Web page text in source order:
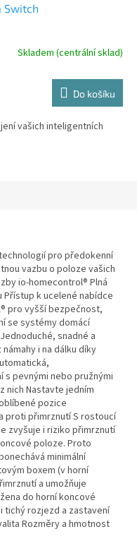
Switch
Skladem (centrální sklad)
Do košíku
vašich inteligentních
pro předokenní
vazbu o poloze vašich
io-homecontrol® Plná
k ucelené nabídce
pro vyšší bezpečnost,
se systémy domácí
snadné a
i na dálku díky
s pevnými nebo pružnými
nich Nastavte jedním
pozice
proti přimrznutí S rostoucí
zvyšuje i riziko přimrznutí
poloze. Proto
minimální
boxem (v horní
a umožňuje
do horní koncové
tichý rozjezd a zastavení
Rozměry a hmotnost